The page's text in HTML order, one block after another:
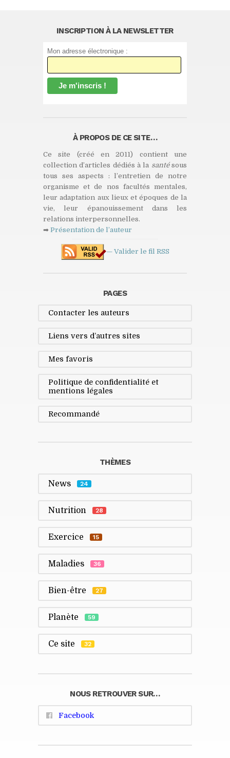
INSCRIPTION À LA NEWSLETTER
Mon adresse électronique :
À PROPOS DE CE SITE…
Ce site (créé en 2011) contient une
collection d’articles dédiés à la santésous
tous ses aspects : l’entretien de notre
organisme et de nos facultés mentales,
leur adaptation aux lieux et époques de la
vie, leur épanouissement dans les
relations interpersonnelles.
➡ Présentation de l’auteur
— Valider le fil RSS
PAGES
Contacter les auteurs
Liens vers d’autres sites
Mes favoris
Politique de confidentialité et
mentions légales
Recommandé
THÈMES
News 24
Nutrition 28
Exercice 15
Maladies 36
Bien-être 27
Planète 59
Ce site 32
NOUS RETROUVER SUR…
Facebook